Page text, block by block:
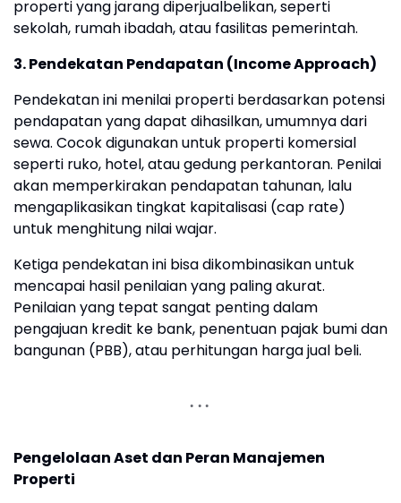
properti yang jarang diperjualbelikan, seperti
sekolah, rumah ibadah, atau fasilitas pemerintah.
3. Pendekatan Pendapatan (Income Approach)
Pendekatan ini menilai properti berdasarkan potensi
pendapatan yang dapat dihasilkan, umumnya dari
sewa. Cocok digunakan untuk properti komersial
seperti ruko, hotel, atau gedung perkantoran. Penilai
akan memperkirakan pendapatan tahunan, lalu
mengaplikasikan tingkat kapitalisasi (cap rate)
untuk menghitung nilai wajar.
Ketiga pendekatan ini bisa dikombinasikan untuk
mencapai hasil penilaian yang paling akurat.
Penilaian yang tepat sangat penting dalam
pengajuan kredit ke bank, penentuan pajak bumi dan
bangunan (PBB), atau perhitungan harga jual beli.
Pengelolaan Aset dan Peran Manajemen
Properti